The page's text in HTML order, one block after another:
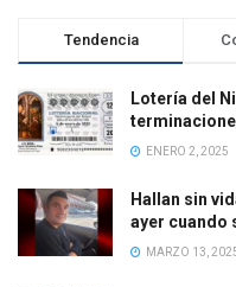
Tendencia
Lotería del
ENERO 2, 2025
Hallan sin
ayer cuando
MARZO 13,